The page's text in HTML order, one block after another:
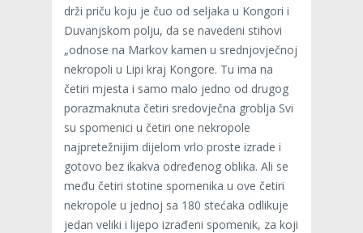
drži priču koju je čuo od seljaka u Kongori i
Duvanjskom polju, da se navedeni stihovi
„odnose na Markov kamen u srednjovječnoj
nekropoli u Lipi kraj Kongore. Tu ima na
četiri mjesta i samo malo jedno od drugog
porazmaknuta četiri sredovječna groblja Svi
su spomenici u četiri one nekropole
najpretežnijim dijelom vrlo proste izrade i
gotovo bez ikakva određenog oblika. Ali se
među četiri stotine spomenika u ove četiri
nekropole u jednoj sa 180 stećaka odlikuje
jedan veliki i lijepo izrađeni spomenik, za koji